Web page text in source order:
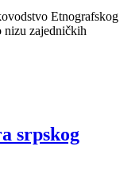
Etnografskog
nizu zajedničkih
srpskog